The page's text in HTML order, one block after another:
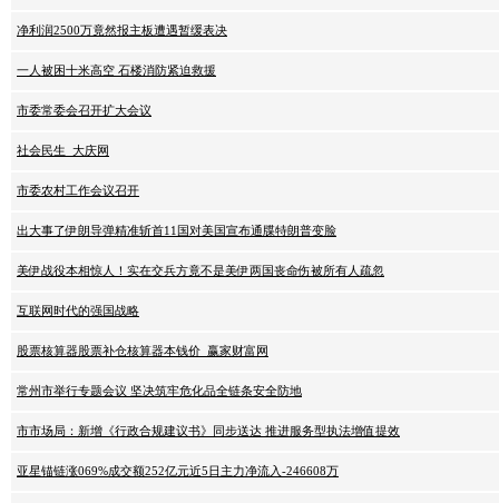
净利润2500万竟然报主板遭遇暂缓表决
一人被困十米高空 石楼消防紧迫救援
市委常委会召开扩大会议
社会民生_大庆网
市委农村工作会议召开
出大事了伊朗导弹精准斩首11国对美国宣布通牒特朗普变脸
美伊战役本相惊人！实在交兵方竟不是美伊两国丧命伤被所有人疏忽
互联网时代的强国战略
股票核算器股票补仓核算器本钱价_赢家财富网
常州市举行专题会议 坚决筑牢危化品全链条安全防地
市市场局：新增《行政合规建议书》同步送达 推进服务型执法增值提效
亚星锚链涨069%成交额252亿元近5日主力净流入-246608万